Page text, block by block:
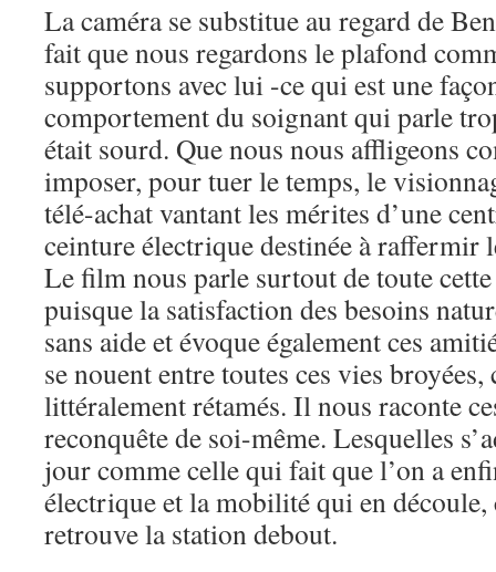
La caméra se substitue au regard de
fait que nous regardons le plafond
supportons avec lui -ce qui est une
comportement du soignant qui parle
était sourd. Que nous nous affligeons
imposer, pour tuer le temps, le
télé-achat vantant les mérites d’une
ceinture électrique destinée à raffermir
Le film nous parle surtout de toute
puisque la satisfaction des besoins
sans aide et évoque également ces
se nouent entre toutes ces vies
littéralement rétamés. Il nous raconte
reconquête de soi-même. Lesquelles
jour comme celle qui fait que l’on a
électrique et la mobilité qui en
retrouve la station debout.